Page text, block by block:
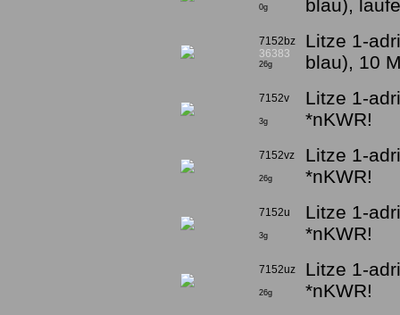
0g blau),
7152bz
36383
26g
Litze 1-
blau), 10
7152v
3g
Litze 1-
*nKWR!
7152vz
26g
Litze 1-
*nKWR!
7152u
3g
Litze 1-
*nKWR!
7152uz
26g
Litze 1-
*nKWR!